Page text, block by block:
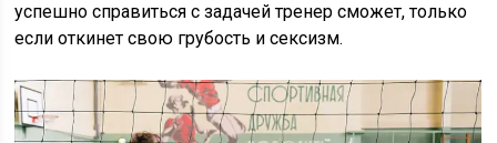
успешно справиться с задачей тренер сможет, только
если откинет свою грубость и сексизм.